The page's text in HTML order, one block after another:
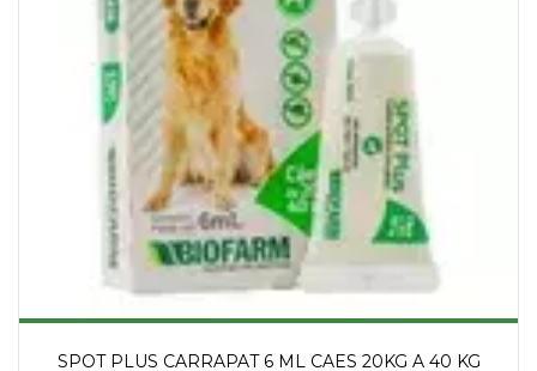
SPOT PLUS CARRAPAT 6 ML CAES 20KG A 40 KG